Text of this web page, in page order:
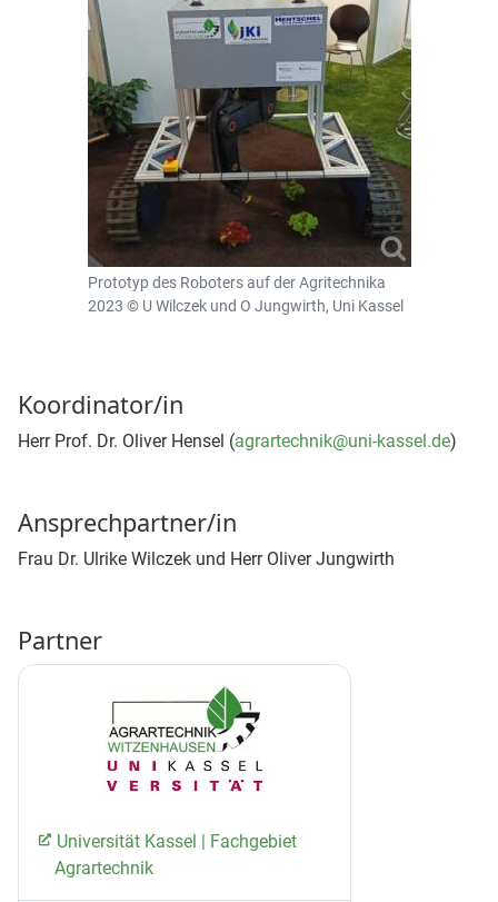
Prototyp des Roboters auf der Agritechnika
2023 © U Wilczek und O Jungwirth, Uni Kassel
Koordinator/in
Herr Prof. Dr. Oliver Hensel (agrartechnik@uni-kassel.de)
Ansprechpartner/in
Frau Dr. Ulrike Wilczek und Herr Oliver Jungwirth
Partner
Universität Kassel | Fachgebiet
Agrartechnik